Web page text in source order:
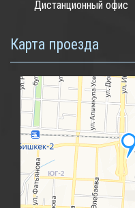
Дистанционный офис
Карта проезда